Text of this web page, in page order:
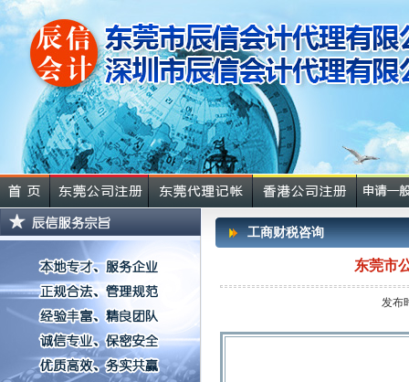
工商财税咨询
东莞市
发布